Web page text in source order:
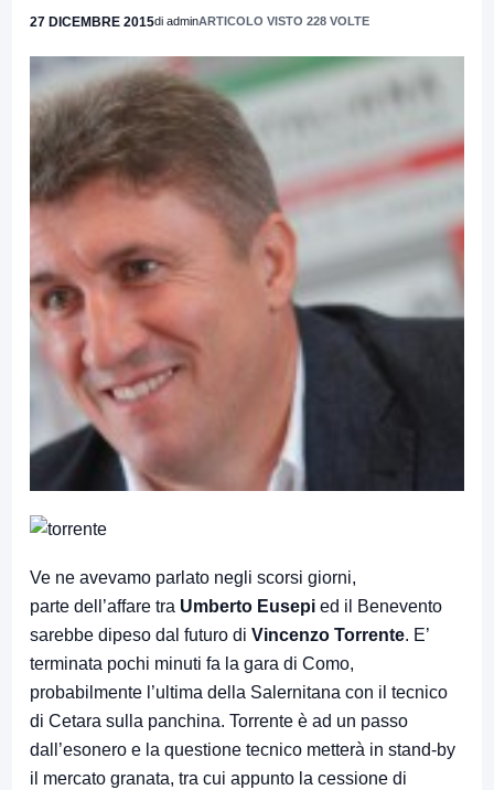
27 DICEMBRE 2015di adminARTICOLO VISTO 228 VOLTE
Ve ne avevamo parlato negli scorsi giorni,
parte dell’affare tra Umberto Eusepi ed il Benevento
sarebbe dipeso dal futuro di Vincenzo Torrente. E’
terminata pochi minuti fa la gara di Como,
probabilmente l’ultima della Salernitana con il tecnico
di Cetara sulla panchina. Torrente è ad un passo
dall’esonero e la questione tecnico metterà in stand-by
il mercato granata, tra cui appunto la cessione di